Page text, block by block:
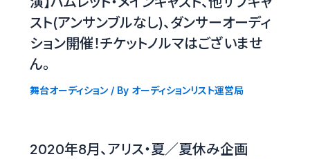
スト(アンサンブルなし)、ダンサーオーディ
ション開催！チケットノルマはございませ
ん。
舞台オーディション/ By オーディションリスト運営局
2020年8月、アリス・夏／夏休み企画